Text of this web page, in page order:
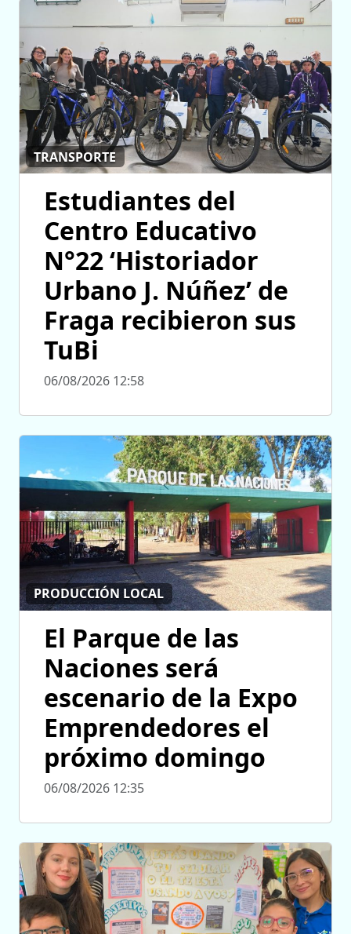
TRANSPORTE
Estudiantes del
Centro Educativo
N°22 ‘Historiador
Urbano J. Núñez’ de
Fraga recibieron sus
TuBi
06/08/2026 12:58
PRODUCCIÓN LOCAL
El Parque de las
Naciones será
escenario de la Expo
Emprendedores el
próximo domingo
06/08/2026 12:35